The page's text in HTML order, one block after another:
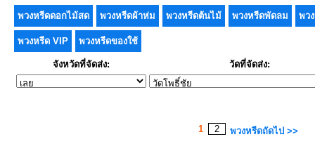
พวงหรีดดอกไม้สด พวงหรีดผ้าห่ม พวงหรีดต้นไม้ พวงหรีดพัดลม พว
พวงหรีด VIP พวงหรีดของใช้
จังหวัดที่จัดส่ง: วัดที่จัดส่ง:
1 2 พวงหรีดถัดไป >>